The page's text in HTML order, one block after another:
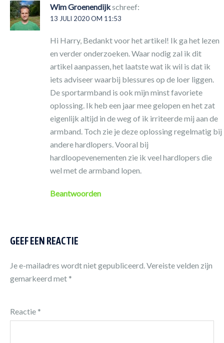
Wim Groenendijkschreef:
13 JULI 2020 OM 11:53
Hi Harry, Bedankt voor het artikel! Ik ga het lezen
en verder onderzoeken. Waar nodig zal ik dit
artikel aanpassen, het laatste wat ik wil is dat ik
iets adviseer waarbij blessures op de loer liggen.
De sportarmband is ook mijn minst favoriete
oplossing. Ik heb een jaar mee gelopen en het zat
eigenlijk altijd in de weg of ik irriteerde mij aan de
armband. Toch zie je deze oplossing regelmatig bij
andere hardlopers. Vooral bij
hardloopevenementen zie ik veel hardlopers die
wel met de armband lopen.
Beantwoorden
GEEF EEN REACTIE
Je e-mailadres wordt niet gepubliceerd.Vereiste velden zijn
gemarkeerd met *
Reactie *